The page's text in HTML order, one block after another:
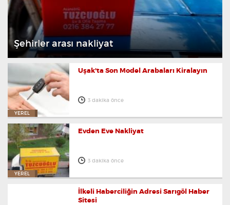
Şehirler arası nakliyat
YEREL
Uşak'ta Son Model Arabaları Kiralayın
3 dakika önce
YEREL
Evden Eve Nakliyat
3 dakika önce
İlkeli Haberciliğin Adresi Sarıgöl Haber
Sitesi